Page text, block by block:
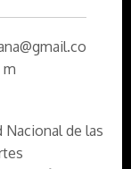
m
Nacional de las